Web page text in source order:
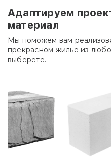
Адаптируем
материал
Мы поможем вам
прекрасном жилье из
выберете.